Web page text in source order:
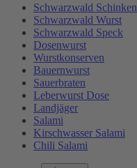
Schwarzwald Schinken
Schwarzwald Wurst
Schwarzwald Speck
Dosenwurst
Wurstkonserven
Bauernwurst
Sauerbraten
Leberwurst Dose
Landjäger
Salami
Kirschwasser Salami
Chili Salami